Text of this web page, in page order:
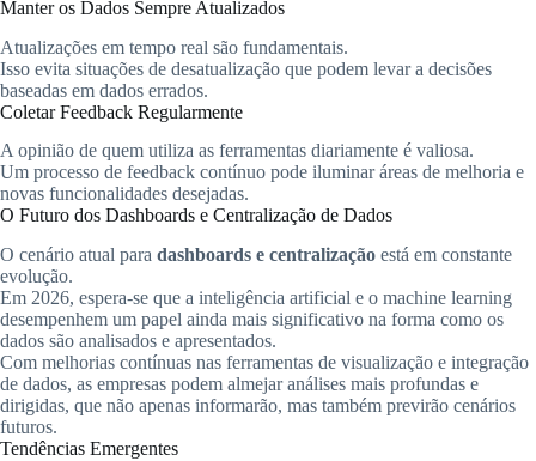
Manter os Dados Sempre Atualizados
Atualizações em tempo real são fundamentais.
Isso evita situações de desatualização que podem levar a decisões
baseadas em dados errados.
Coletar Feedback Regularmente
A opinião de quem utiliza as ferramentas diariamente é valiosa.
Um processo de feedback contínuo pode iluminar áreas de melhoria e
novas funcionalidades desejadas.
O Futuro dos Dashboards e Centralização de Dados
O cenário atual para dashboards e centralização está em constante
evolução.
Em 2026, espera-se que a inteligência artificial e o machine learning
desempenhem um papel ainda mais significativo na forma como os
dados são analisados e apresentados.
Com melhorias contínuas nas ferramentas de visualização e integração
de dados, as empresas podem almejar análises mais profundas e
dirigidas, que não apenas informarão, mas também previrão cenários
futuros.
Tendências Emergentes